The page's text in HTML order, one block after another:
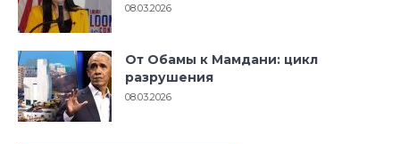
08.03.2026
От Обамы к Мамдани: цикл
разрушения
08.03.2026